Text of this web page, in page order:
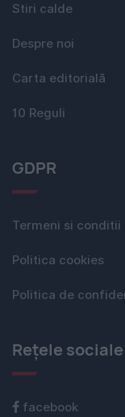
Stiri calde
Despre noi
Carta editorială
10 Reguli
GDPR
Termeni si conditii
Politica cookies
Politica de
Rețele sociale
facebook